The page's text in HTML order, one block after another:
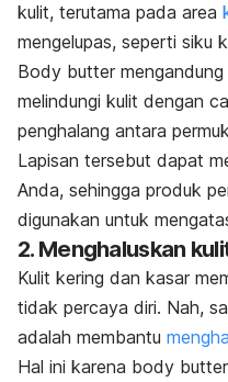
kulit, terutama pada area
mengelupas, seperti siku
Body butter
melindungi kulit dengan
penghalang antara
Lapisan tersebut dapat
Anda, sehingga produk
digunakan untuk
2. Menghaluskan
Kulit kering dan kasar
tidak percaya diri. Nah,
adalah membantu
Hal ini karena body butter